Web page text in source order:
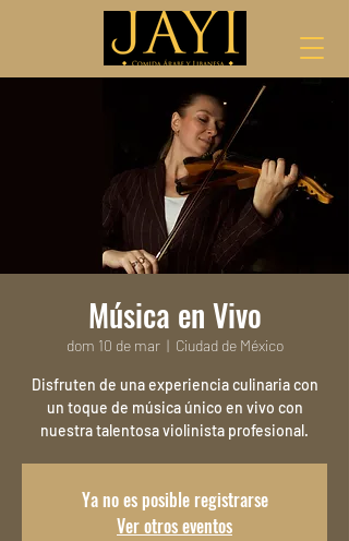
Música en Vivo
dom 10 de mar
  |
Ciudad de México
Disfruten de una experiencia culinaria con
un toque de música único en vivo con
nuestra talentosa violinista profesional.
Ya no es posible registrarse
Ver otros eventos